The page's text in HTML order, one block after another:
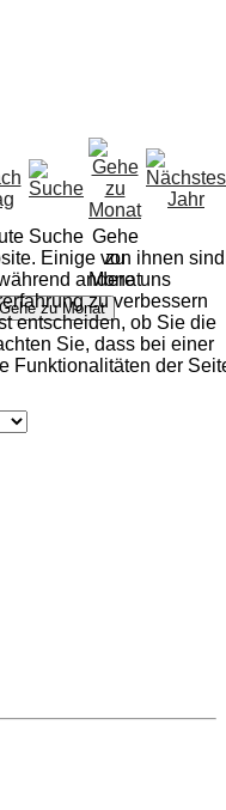
Suche Gehe
zu
Monat
zu Monat
Einige von ihnen sind
andere uns
zu verbessern
entscheiden, ob Sie die
Sie, dass bei einer
Funktionalitäten der